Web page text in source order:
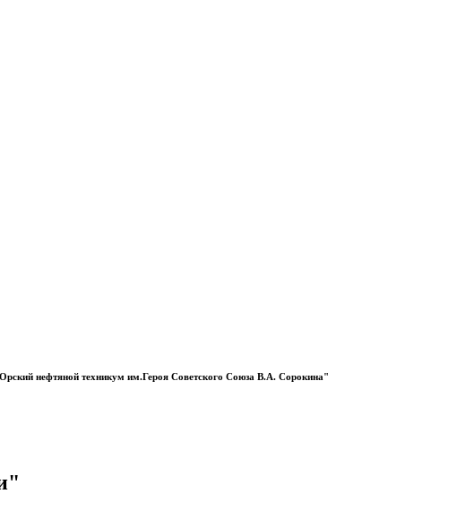
нефтяной техникум им.Героя Советского Союза В.А. Сорокина"